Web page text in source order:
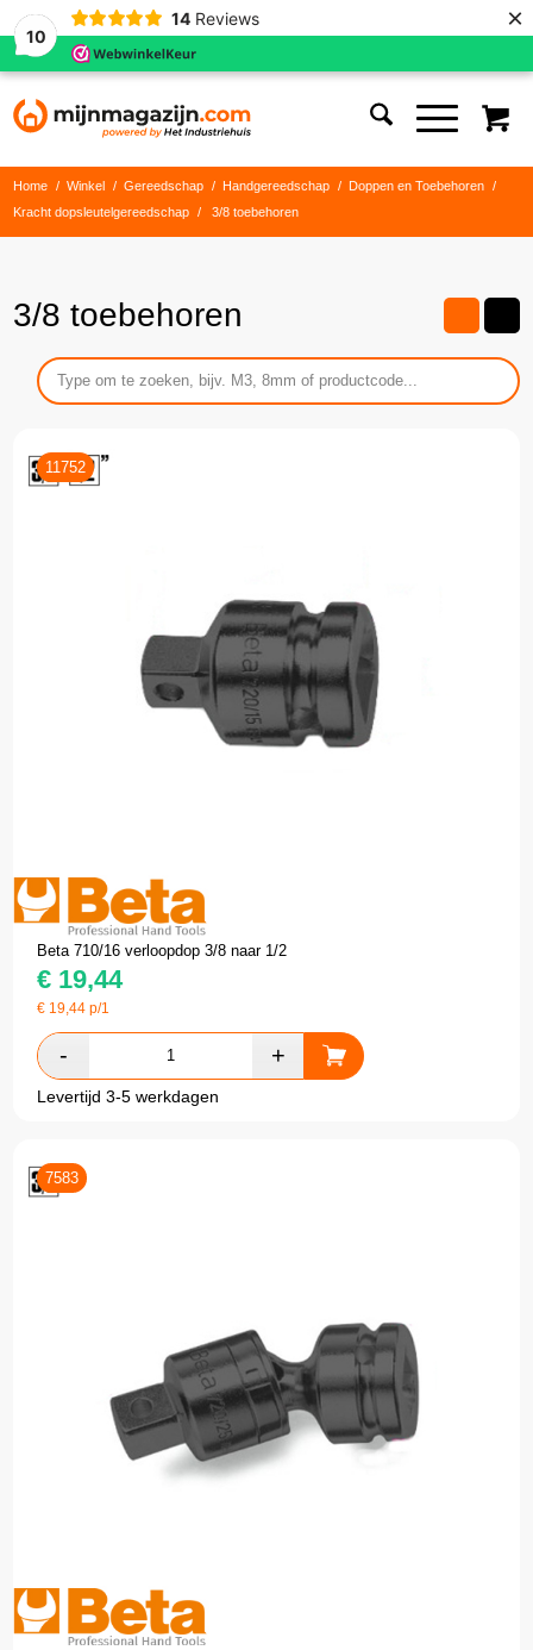
10
14 Reviews ×
Home / Winkel / Gereedschap / Handgereedschap / Doppen en Toebehoren
/
Kracht dopsleutelgereedschap
/ 3/8 toebehoren
3/8 toebehoren
11752
Beta 710/16 verloopdop 3/8 naar 1/2
€ 19,44
€ 19,44 p/1
Levertijd 3-5 werkdagen
7583